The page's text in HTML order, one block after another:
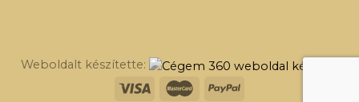
Weboldalt készítette: